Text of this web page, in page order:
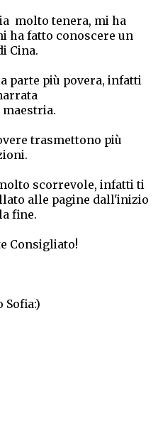
molto tenera, mi ha
ha fatto conoscere un
Cina.
parte più povera, infatti
trasmettono più
scorrevole, infatti ti
alle pagine dall'inizio
fine.
Consigliato!
Sofia:)